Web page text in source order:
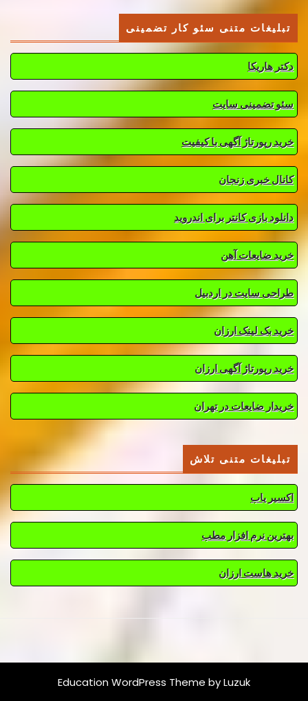
تبلیغات متنی سئو کار تضمینی
دکتر هاریکا
سئو تضمینی سایت
خرید رپورتاژ آگهی با کیفیت
کانال خبری زنجان
دانلود بازی کانتر برای اندروید
خرید ضایعات آهن
طراحی سایت در اردبیل
خرید بک لینک ارزان
خرید رپورتاژ آگهی ارزان
خریدار ضایعات در تهران
تبلیغات متنی تلاش
اکسیر یاب
بهترین نرم افزار مطب
خرید هاست ارزان
Education WordPress Theme by Luzuk